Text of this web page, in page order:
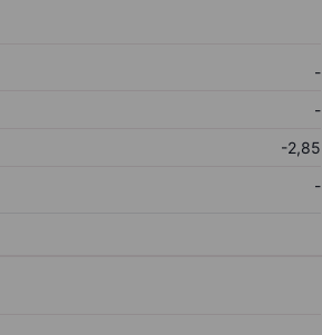
-
-
-2,85
-